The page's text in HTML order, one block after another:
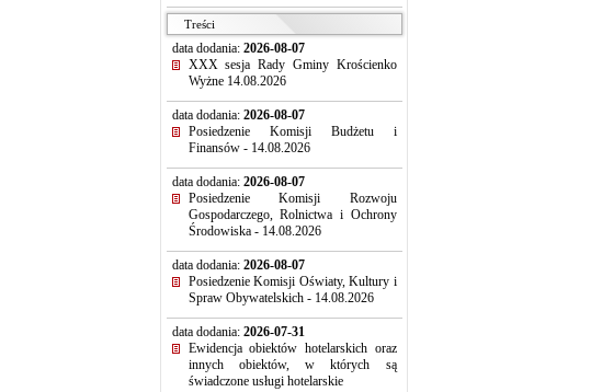
Treści
data dodania: 2026-08-07
XXX sesja Rady Gminy Krościenko
Wyżne 14.08.2026
data dodania: 2026-08-07
Posiedzenie Komisji Budżetu i
Finansów - 14.08.2026
data dodania: 2026-08-07
Posiedzenie Komisji Rozwoju
Gospodarczego, Rolnictwa i Ochrony
Środowiska - 14.08.2026
data dodania: 2026-08-07
Posiedzenie Komisji Oświaty, Kultury i
Spraw Obywatelskich - 14.08.2026
data dodania: 2026-07-31
Ewidencja obiektów hotelarskich oraz
innych obiektów, w których są
świadczone usługi hotelarskie